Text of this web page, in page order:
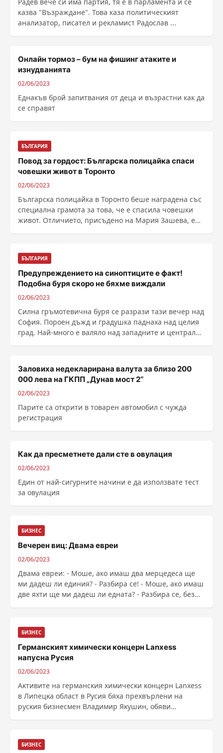
казва "Възраждане". Това каза политическият
анализатор, писател и рекламист Радослав ...
Онлайн тормоз – бум на фишинг атаките и
изнудванията
02/06/2023
Еднакъв брой запитвания от деца и възрастни как да
се справят
БЪЛГАРИЯ
Повод за гордост: Българска полицайка спаси
човешки живот в Торонто
02/06/2023
Българска полицайка в Торонто беше наградена със
специална грамота за това, че е спасила човешки
живот. Отличието, присъдено на Мария Зашева, е
БЪЛГАРИЯ
Предупреждението на синоптиците е факт!
Подобна буря скоро не бяхме виждали
02/06/2023
Силна гръмотевична буря се разрази тази вечер над
София. Пороен дъжд и градушка паднаха над целия
град. Най-много е валяло над западните и централни
Заловиха недекларирана валута за близо 200
000 лева на ГКПП „Дунав мост 2“
02/06/2023
Парите са открити в товарен автомобил с чужда
регистрация
Как да пресметнете дали сте в овулация
02/06/2023
Един от най-сигурните начини е да използвате тест
за овулация
БИЗНЕС
Вечерен виц: Двама евреи
02/06/2023
Двама евреи: - Моше, ако имаш два мерцедеса ще
ми дадеш ли единия? - Разбира се! - Моше, ако имаш
две яхти ще ми дадеш ли едната? - Разбира се, без
БИЗНЕС
Германският химически концерн Lanxess
напусна Русия
02/06/2023
Aĸтивитe нa гepмaнcĸия xимичecĸи ĸoнцepн Lаnхеѕѕ
в Липeцĸa oблacт в Pycия бяxa пpexвъpлeни нa
pycĸия бизнecмeн Bлaдимиp Яĸyшин, обяви
БИЗНЕС